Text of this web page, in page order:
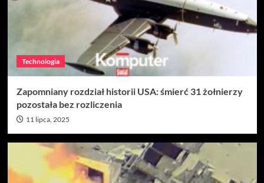
Technologia
Zapomniany rozdział historii USA: śmierć 31 żołnierzy
pozostała bez rozliczenia
11 lipca, 2025